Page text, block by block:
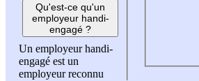
Qu'est-ce qu'un
employeur handi-
engagé ?
Un employeur handi-
engagé est un
employeur reconnu